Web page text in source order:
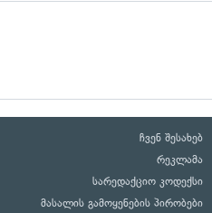
ჩვენ შესახებ
რეკლამა
სარედაქციო კოდექსი
მასალის გამოყენების პირობები